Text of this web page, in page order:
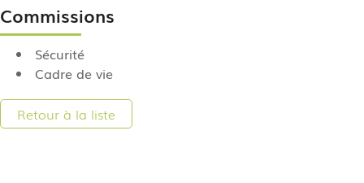
Commissions
Sécurité
Cadre de vie
Retour à la liste